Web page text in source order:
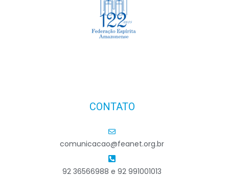
CONTATO
comunicacao@feanet.org.br
92 36566988 e 92 991001013